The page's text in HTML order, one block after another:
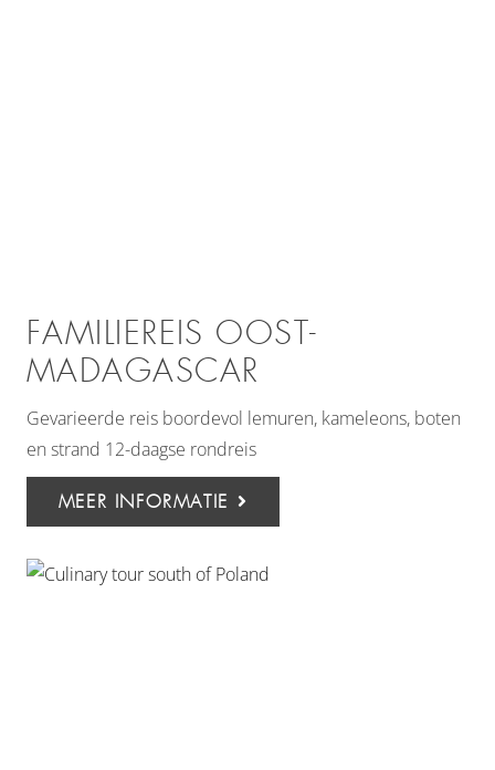
FAMILIEREIS OOST-
MADAGASCAR
Gevarieerde reis boordevol lemuren, kameleons, boten
en strand 12-daagse rondreis
MEER INFORMATIE